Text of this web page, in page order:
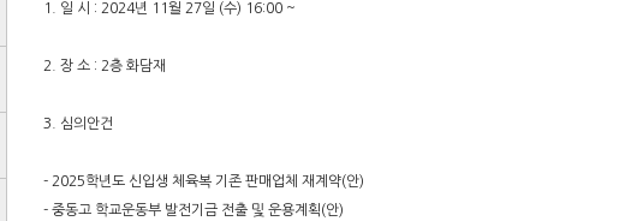
1. 일 시 : 2024년 11월 27일 (수) 16:00 ~
2. 장 소 : 2층 화담재
3. 심의안건
- 2025학년도 신입생 체육복 기존 판매업체 재계약(안)
- 중동고 학교운동부 발전기금 전출 및 운용계획(안)